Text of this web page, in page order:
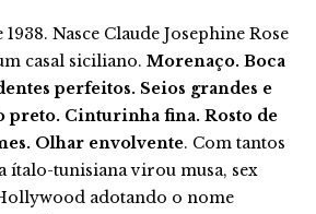
Nasce Claude Josephine Rose
casal siciliano. Morenaço. Boca
perfeitos. Seios grandes e
preto. Cinturinha fina. Rosto de
Olhar envolvente. Com tantos
ítalo-tunisiana virou musa, sex
adotando o nome